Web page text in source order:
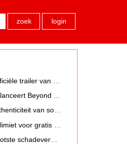
zoek login
van L*VE KLEINE
International Creative Business
van social naar tv
ChatGPT-gebruikers
ooit betalen: 567 miljoen dollar